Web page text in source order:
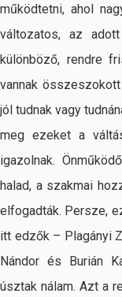
működtetni, ahol
változatos, az
különböző, rendre
vannak
jól tudnak vagy
meg ezeket a
igazolnak.
halad, a szakmai
elfogadták. Persze,
itt edzők – Plagányi
Nándor és Burián
úsztak nálam. Azt a